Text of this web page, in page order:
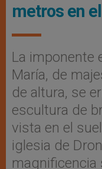
metros en
La imponente
María, de
de altura, se
escultura de
vista en el
iglesia de
magnificencia